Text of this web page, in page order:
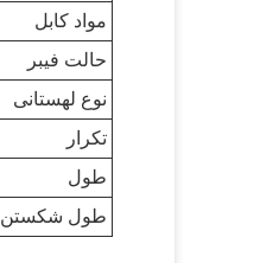
مواد کابل
حالت فیبر
نوع لهستانی
تکرار
طول
طول شکستن